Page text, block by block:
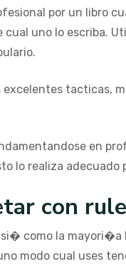
por un libro
uno lo escriba.
tacticas,
en
lo realiza adecuado
con
como la
modo cual uses